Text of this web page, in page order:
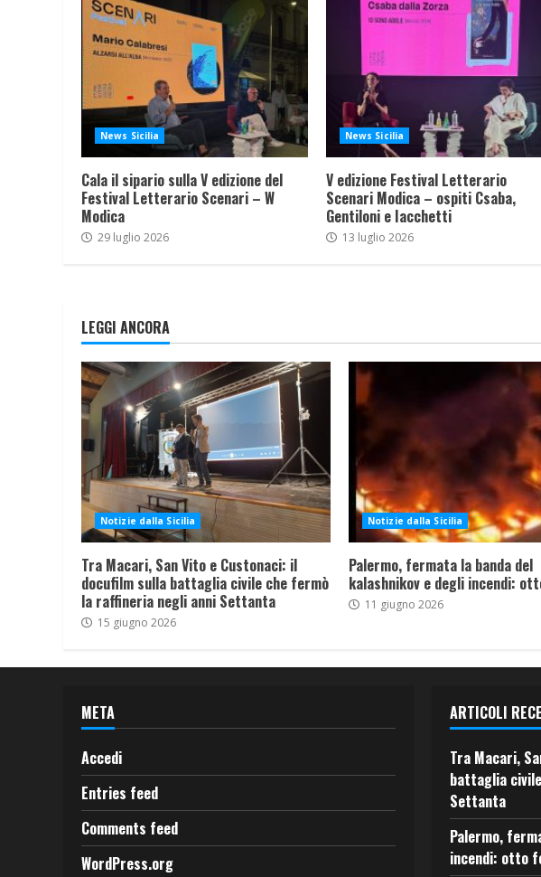
News Sicilia
Cala il sipario sulla V edizione del
Festival Letterario Scenari – W
Modica
29 luglio 2026
News Sicilia
V edizione Festival Letterario
Scenari Modica – ospiti Csaba,
Gentiloni e Iacchetti
13 luglio 2026
LEGGI ANCORA
Notizie dalla Sicilia
Tra Macari, San Vito e Custonaci: il
docufilm sulla battaglia civile che fermò
la raffineria negli anni Settanta
15 giugno 2026
Notizie dalla Sicilia
Palermo, fermata la banda del
kalashnikov e degli incendi:
11 giugno 2026
META
Accedi
Entries feed
Comments feed
WordPress.org
ARTICOLI
Tra Macari,
battaglia
Settanta
Palermo,
incendi: otto